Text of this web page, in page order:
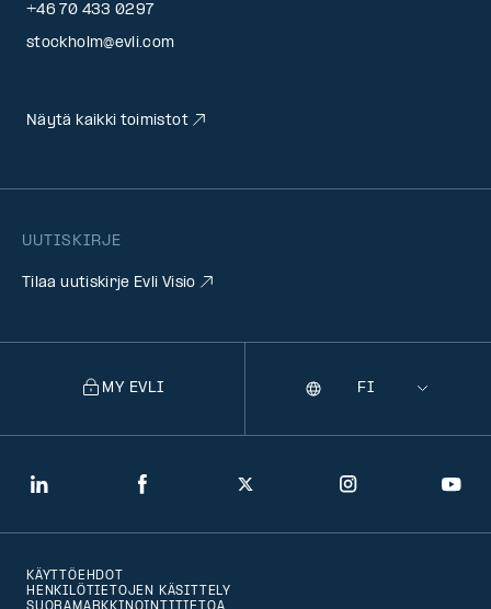
UUTISKIRJE
Tilaa uutiskirje Evli Visio
+46 70 433 0297
stockholm@evli.com
Näytä kaikki toimistot
LinkedIn Facebook Twitter Instagram
MY EVLI
Selecting
Kieli
KÄYTTÖEHDOT
HENKILÖTIETOJEN KÄSITTELY